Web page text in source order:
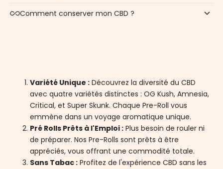
Comment conserver mon CBD ?
Variété Unique : Découvrez la diversité du CBD
avec quatre variétés distinctes : OG Kush, Amnesia,
Critical, et Super Skunk. Chaque Pre-Roll vous
emmène dans un voyage aromatique unique.
Pré Rolls Prêts à l'Emploi : Plus besoin de rouler ni
de préparer. Nos Pre-Rolls sont prêts à être
appréciés, vous offrant une commodité totale.
Sans Tabac : Profitez de l'expérience CBD sans les